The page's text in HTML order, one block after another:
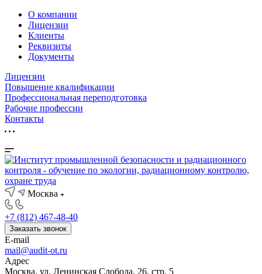
О компании
Лицензии
Клиенты
Реквизиты
Документы
Лицензии
Повышение квалификации
Профессиональная переподготовка
Рабочие профессии
Контакты
Москва
+7 (812) 467-48-40
Заказать звонок
E-mail
mail@audit-ot.ru
Адрес
Москва, ул. Ленинская Слобода, 26, стр. 5